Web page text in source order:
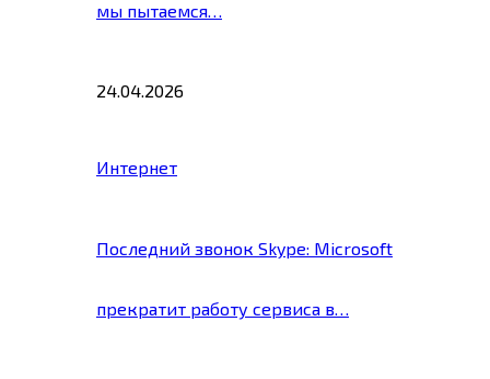
мы пытаемся…
24.04.2026
Интернет
Последний звонок Skype: Microsoft
прекратит работу сервиса в…